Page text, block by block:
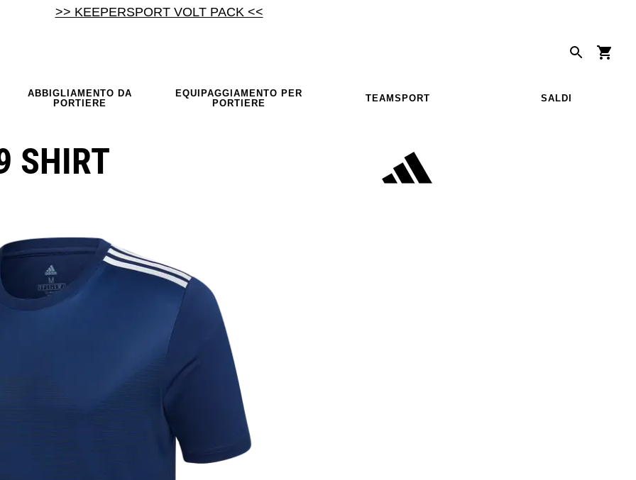
>> KEEPERSPORT VOLT PACK <<
ABBIGLIAMENTO DA
PORTIERE
EQUIPAGGIAMENTO PER
PORTIERE
TEAMSPORT SALDI
SHIRT